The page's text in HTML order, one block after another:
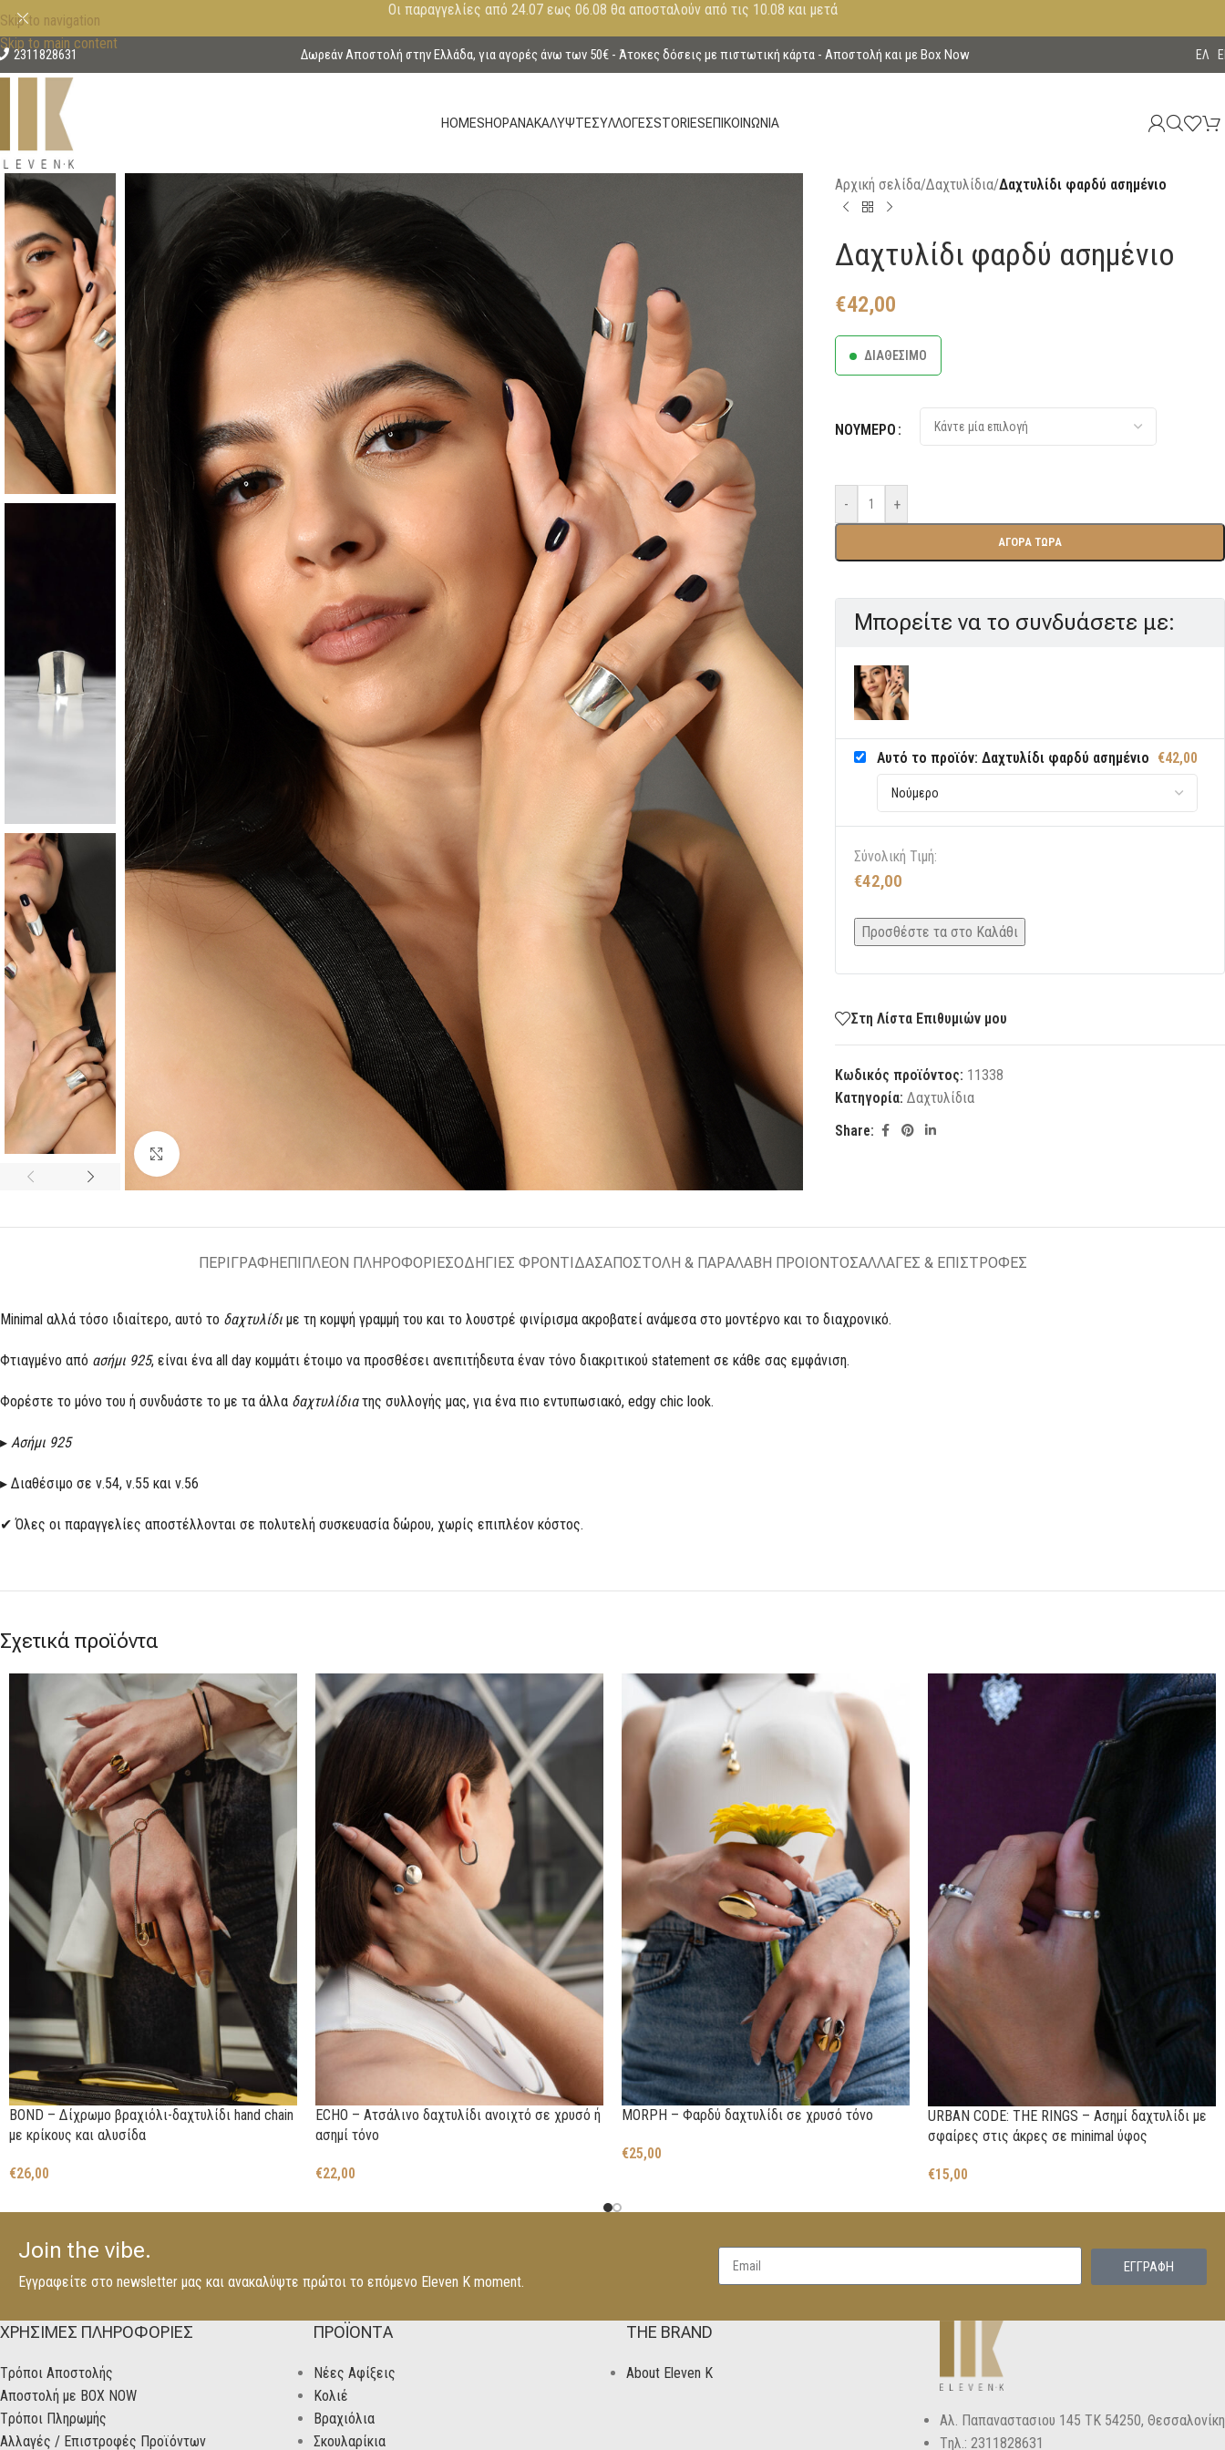
Skip to navigation
Skip to main content
Οι παραγγελίες από 24.07 εως 06.08 θα αποσταλούν από τις 10.08 και μετά
2311828631 Δωρεάν Αποστολή στην Ελλάδα, για αγορές άνω των 50€ - Άτοκες δόσεις με πιστωτική κάρτα - Aποστολή και με Box Now EΛ
HOMESHOPΑΝΑΚΑΛΥΨΤΕΣΥΛΛΟΓΕΣSTORIESΕΠΙΚΟΙΝΩΝΙΑ
Αρχική σελίδα/Δαχτυλίδια/Δαχτυλίδι φαρδύ ασημένιο
Δαχτυλίδι φαρδύ ασημένιο
€42,00
ΔΙΑΘΕΣΙΜΟ
ΝΟΥΜΕΡΟ
- +
ΑΓΟΡΑ ΤΩΡΑ
Μπορείτε να το συνδυάσετε με:
Αυτό το προϊόν: Δαχτυλίδι φαρδύ ασημένιο €42,00
Σύνολική Τιμή:
€42,00
Προσθέστε τα στο Καλάθι
Στη Λίστα Επιθυμιών μου
Κωδικός προϊόντος: 11338
Κατηγορία: Δαχτυλίδια
Share:
ΠΕΡΙΓΡΑΦΗΕΠΙΠΛΕΟΝ ΠΛΗΡΟΦΟΡΙΕΣΟΔΗΓΙΕΣ ΦΡΟΝΤΙΔΑΣΑΠΟΣΤΟΛΗ & ΠΑΡΑΛΑΒΗ ΠΡΟΙΟΝΤΟΣΑΛΛΑΓΕΣ & ΕΠΙΣΤΡΟΦΕΣ
Minimal αλλά τόσο ιδιαίτερο, αυτό το δαχτυλίδι με τη κομψή γραμμή του και το λουστρέ φινίρισμα ακροβατεί ανάμεσα στο μοντέρνο και το διαχρονικό.
Φτιαγμένο από ασήμι 925, είναι ένα all day κομμάτι έτοιμο να προσθέσει ανεπιτήδευτα έναν τόνο διακριτικού statement σε κάθε σας εμφάνιση.
Φορέστε το μόνο του ή συνδυάστε το με τα άλλα δαχτυλίδιατης συλλογής μας, για ένα πιο εντυπωσιακό, edgy chic look.
▸ Ασήμι 925
▸ Διαθέσιμο σε ν.54, ν.55 και ν.56
✔ Όλες οι παραγγελίες αποστέλλονται σε πολυτελή συσκευασία δώρου, χωρίς επιπλέον κόστος.
Σχετικά προϊόντα
BOND – Δίχρωμο βραχιόλι-δαχτυλίδι hand chain
με κρίκους και αλυσίδα
€26,00
ECHO – Ατσάλινο δαχτυλίδι ανοιχτό σε χρυσό ή
ασημί τόνο
€22,00
MORPH – Φαρδύ δαχτυλίδι σε χρυσό τόνο
€25,00
URBAN CODE: THE RINGS – Ασημί δαχτυλίδι με
σφαίρες στις άκρες σε minimal ύφος
€15,00
Join the vibe.
Εγγραφείτε στο newsletter μας και ανακαλύψτε πρώτοι το επόμενο Eleven K moment.
EΓΓΡΑΦΗ
ΧΡΗΣΙΜΕΣ ΠΛΗΡΟΦΟΡΙΕΣ
Tρόποι Αποστολής
Αποστολή με BOX NOW
Tρόποι Πληρωμής
Aλλαγές / Επιστροφές Προϊόντων
ΠΡΟΪΟΝΤΑ
Νέες Αφίξεις
Κολιέ
Βραχιόλια
Σκουλαρίκια
THE BRAND
About Eleven K
Αλ. Παπαναστασιου 145 ΤΚ 54250, Θεσσαλονίκη
Tηλ.: 2311828631